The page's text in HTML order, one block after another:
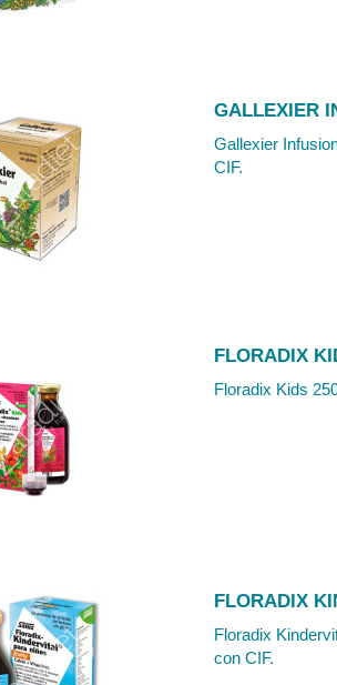
GALLEXIER
Gallexier
CIF.
FLORADIX
Floradix Kids
FLORADIX
Floradix
con CIF.